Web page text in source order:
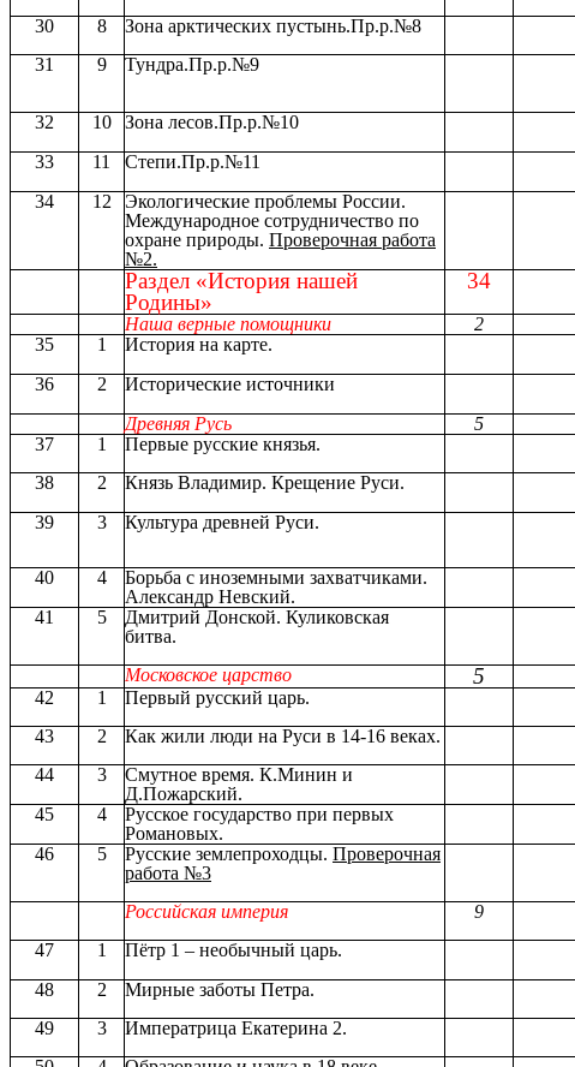
30
8 Зона арктических пустынь.Пр.р.№8
31
9 Тундра.Пр.р.№9
32
10 Зона лесов.Пр.р.№10
33
11 Степи.Пр.р.№11
34
12
Экологические проблемы России.
Международное сотрудничество по
охране природы. Проверочная работа
№2.
Раздел «История нашей
Родины»
34
Наша верные помощники
2
35
1 История на карте.
36
2 Исторические источники
Древняя Русь
5
37
1 Первые русские князья.
38
2 Князь Владимир. Крещение Руси.
39
3 Культура древней Руси.
40 4
Борьба с иноземными захватчиками.
Александр Невский.
41
5
Дмитрий Донской. Куликовская
битва.
Московское царство 5
42 1 Первый русский царь.
43
2
Как жили люди на Руси в 14-16 веках.
44
3
Смутное время. К.Минин и
Д.Пожарский.
45
4
Русское государство при первых
Романовых.
46
5 Русские землепроходцы. Проверочная
работа №3
Российская империя
9
47
1 Пётр 1 – необычный царь.
48
2 Мирные заботы Петра.
49
3 Императрица Екатерина 2.